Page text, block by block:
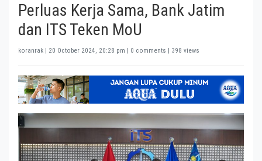
Perluas Kerja Sama, Bank Jatim
dan ITS Teken MoU
koranrak | 20 October 2024, 20:28 pm | 0 comments | 398 views